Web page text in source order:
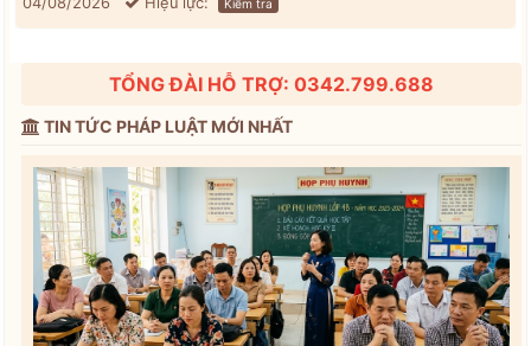
Kiểm tra
TỔNG ĐÀI HỖ TRỢ: 0342.799.688
TIN TỨC PHÁP LUẬT MỚI NHẤT